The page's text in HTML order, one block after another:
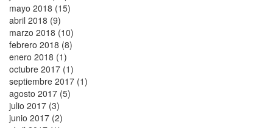
mayo 2018 (15)
abril 2018 (9)
marzo 2018 (10)
febrero 2018 (8)
enero 2018 (1)
octubre 2017 (1)
septiembre 2017 (1)
agosto 2017 (5)
julio 2017 (3)
junio 2017 (2)